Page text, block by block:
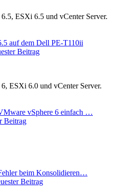
ESXi 6.5 und vCenter Server.
auf dem Dell PE-T110ii
Beitrag
ESXi 6.0 und vCenter Server.
vSphere 6 einfach …
Beitrag
beim Konsolidieren…
Beitrag